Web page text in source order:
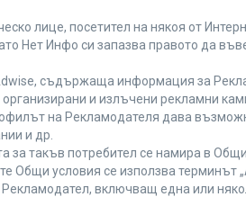
лице, посетител на някоя от
Нет Инфо си запазва правото да
съдържаща информация за
и излъчени рекламни
на Рекламодателя дава
и др.
за такъв потребител се намира в
Общи условия се използва терминът
включващ една или